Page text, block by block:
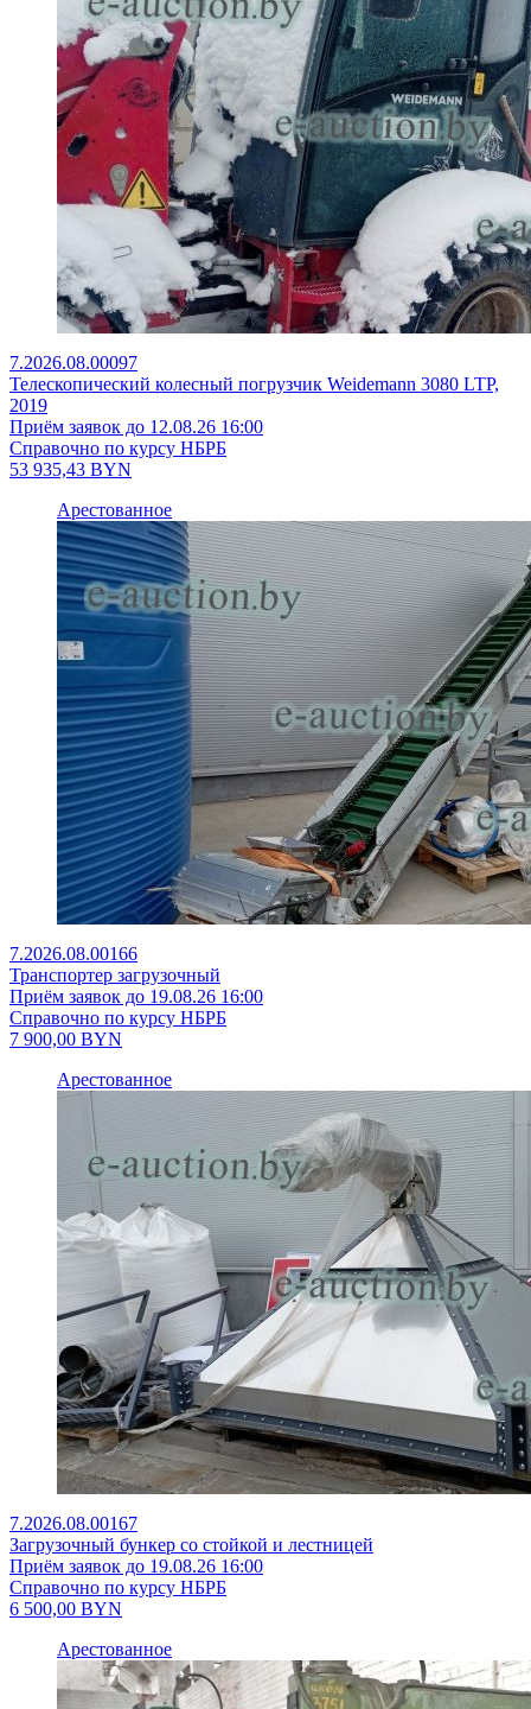
7.2026.08.00097
Телескопический колесный погрузчик Weidemann 3080 LTP,
2019
Приём заявок до 12.08.26 16:00
Справочно по курсу НБРБ
53 935,43 BYN
Арестованное
7.2026.08.00166
Транспортер загрузочный
Приём заявок до 19.08.26 16:00
Справочно по курсу НБРБ
7 900,00 BYN
Арестованное
7.2026.08.00167
Загрузочный бункер со стойкой и лестницей
Приём заявок до 19.08.26 16:00
Справочно по курсу НБРБ
6 500,00 BYN
Арестованное